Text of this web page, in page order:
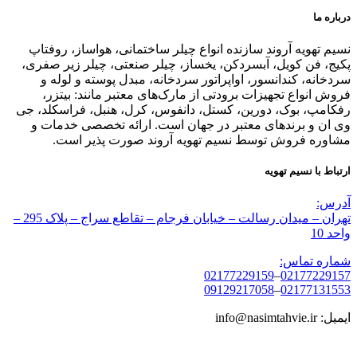
درباره ما
نسیم تهویه آروند سازنده انواع چیلر ساختمانی، هواساز، روفتاپ
پکیج، فن کویل، آبسردکن، یخساز، چیلر صنعتی، چیلر زیر صفری،
سردخانه، کندانسور، اواپراتور سردخانه، مبدل پوسته و لوله و
فروش انواع تجهیزات برودتی از مارک‌های معتبر مانند: بیتزر،
رفکامپ، بوک، دورین، کستل، دانفوس، کرل، هنبل، فراسکلد، جی
وی ان و برندهای معتبر در جهان است. ارائه تخصصی خدمات و
مشاوره فروش توسط نسیم تهویه آروند صورت پذیر است.
ارتباط با نسیم تهویه
آدرس:
تهران – میدان رسالت – خیابان فرجام – تقاطع سراج – پلاک 295 –
واحد 10
شماره تماس:
02177229157
–
02177229159
02177131553
–
09129217058
ایمیل: info@nasimtahvie.ir